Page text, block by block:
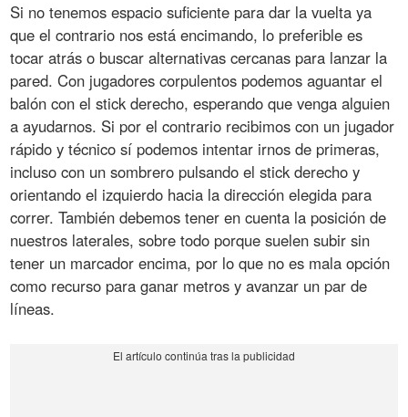
Si no tenemos espacio suficiente para dar la vuelta ya
que el contrario nos está encimando, lo preferible es
tocar atrás o buscar alternativas cercanas para lanzar la
pared. Con jugadores corpulentos podemos aguantar el
balón con el stick derecho, esperando que venga alguien
a ayudarnos. Si por el contrario recibimos con un jugador
rápido y técnico sí podemos intentar irnos de primeras,
incluso con un sombrero pulsando el stick derecho y
orientando el izquierdo hacia la dirección elegida para
correr. También debemos tener en cuenta la posición de
nuestros laterales, sobre todo porque suelen subir sin
tener un marcador encima, por lo que no es mala opción
como recurso para ganar metros y avanzar un par de
líneas.